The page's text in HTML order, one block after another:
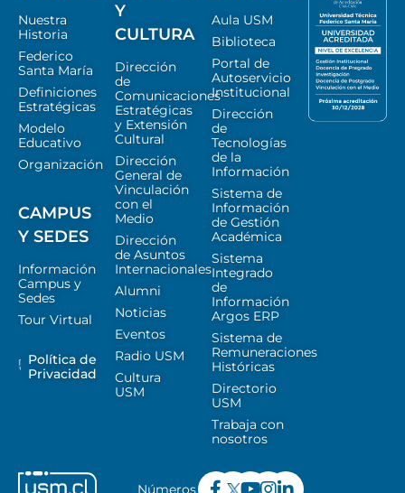
Nuestra
Historia
Federico
Santa María
Definiciones
Estratégicas
Modelo
Educativo
Organización
CAMPUS
Y SEDES
Información
Campus y
Sedes
Tour Virtual
Política de
Privacidad
Y
CULTURA
Dirección
de
Comunicaciones
Estratégicas
y Extensión
Cultural
Dirección
General de
Vinculación
con el
Medio
Dirección
de Asuntos
Internacionales
Alumni
Noticias
Eventos
Radio USM
Cultura
USM
Aula USM
Biblioteca
Portal de
Autoservicio
Institucional
Dirección
de
Tecnologías
de la
Información
Sistema de
Información
de Gestión
Académica
Sistema
Integrado
de
Información
Argos ERP
Sistema de
Remuneraciones
Históricas
Directorio
USM
Trabaja con
nosotros
Números